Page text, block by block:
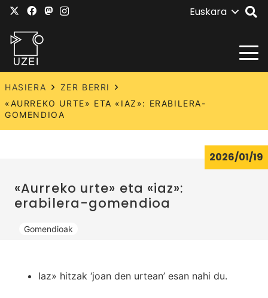
Euskara
HASIERA
ZER BERRI
«AURREKO URTE» ETA «IAZ»: ERABILERA-
GOMENDIOA
«Aurreko urte» eta «iaz»:
erabilera-gomendioa
Gomendioak
2026/01/19
Iaz» hitzak ‘joan den urtean’ esan nahi du.